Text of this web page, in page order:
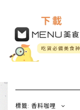
標籤: 香料咖哩